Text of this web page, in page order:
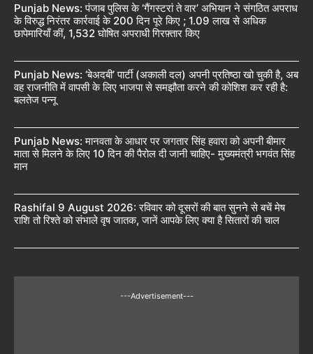
Punjab News: पंजाब पुलिस के ‘गैंगस्टरां ते वार’ अभियान ने संगठित अपराध
के विरुद्ध निरंतर कार्रवाई के 200 दिन पूरे किए ; 1.09 लाख से अधिक
छापेमारियाँ कीं, 1,532 घोषित अपराधी गिरफ़्तार किए
Punjab News: ‘बेअदबी’ पार्टी (अकाली दल) अपनी प्रतिष्ठा खो चुकी है, अब
वह राजनीति में वापसी के लिए भाजपा से समझौता करने की कोशिश कर रही है:
बलतेज पन्नू
Punjab News: मानवता के आधार पर जगतार सिंह हवारा को अपनी बीमार
माता से मिलने के लिए 10 दिन की पैरोल दी जानी चाहिए- मुख्यमंत्री भगवंत सिंह
मान
Rashifal 9 August 2026: रविवार को दूसरों की बात सुनने से बचें मेष
राशि तो रिश्ते को संभाले वृष जातक, जानें आपके लिए क्या है सितारों की चाल
---Advertisement---